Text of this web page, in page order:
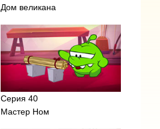
Дом великана
Серия 40
Мастер Ном